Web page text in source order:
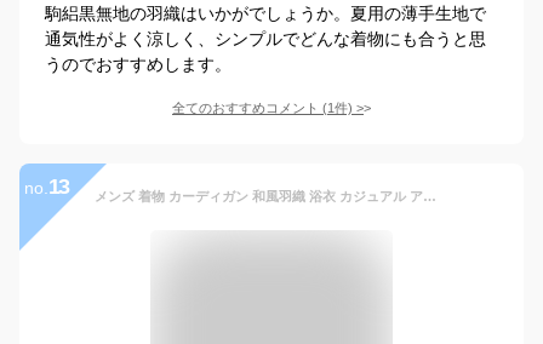
駒絽黒無地の羽織はいかがでしょうか。夏用の薄手生地で
通気性がよく涼しく、シンプルでどんな着物にも合うと思
うのでおすすめします。
全てのおすすめコメント (1件) >
no. 13 メンズ 着物 カーディガン 和風羽織 浴衣 カジュアル アウター メンズ サムライ服 夏 ビーチ 着物 Navy Blue XL